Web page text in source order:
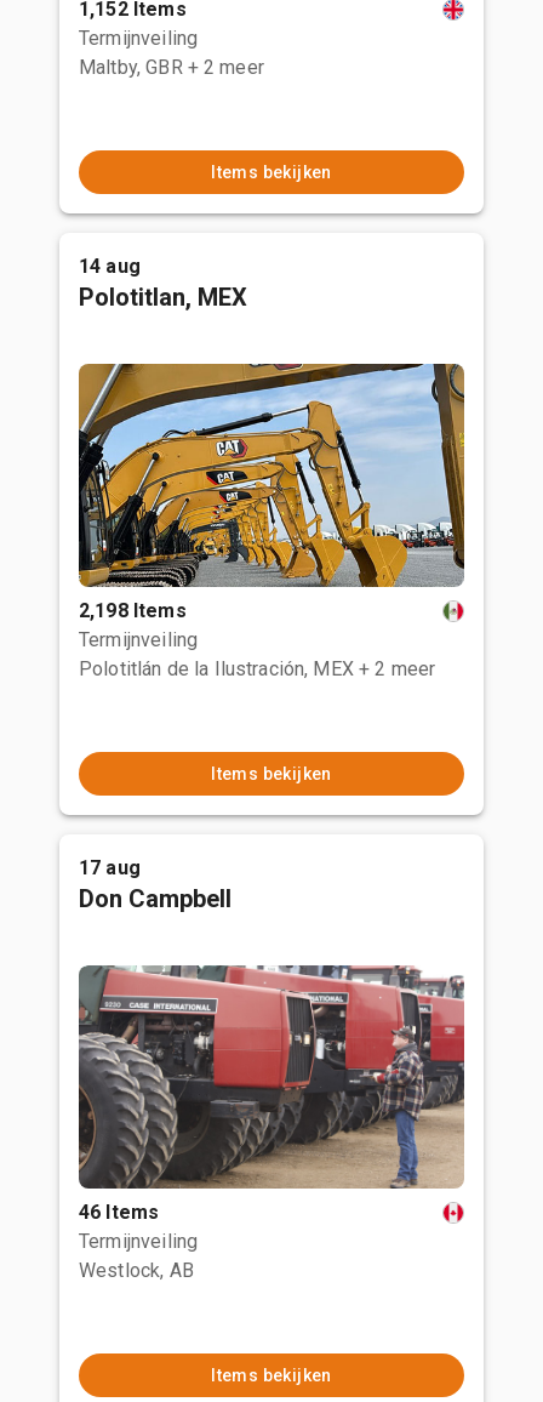
1,152 Items
Termijnveiling
Maltby, GBR + 2 meer
Items bekijken
14 aug
Polotitlan, MEX
2,198 Items
Termijnveiling
Polotitlán de la Ilustración, MEX + 2 meer
Items bekijken
17 aug
Don Campbell
46 Items
Termijnveiling
Westlock, AB
Items bekijken